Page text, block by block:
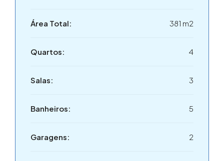
Beira Mar Norte, você pode passar horas apreciando um
te presentear com um espetáculo singular.
momentos de comunhão junto à mesa, como também
preferência.
garantem uma versatilidade sem igual, pois você
Área Total: 381 m2
Quartos: 4
Salas: 3
Banheiros: 5
Garagens: 2